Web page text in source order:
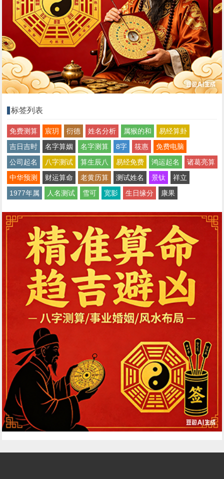
标签列表
免费测算 宸玥 衍德 姓名分析 属猴的和
易经算卦
吉日吉时
名字算姻 名字测算 8字 筱惠
免费电脑
公司起名
八字测试 算生辰八 易经免费 鸿运起名
诸葛亮算
中华预测
财运算命 老黄历算 测试姓名 景钛
祥立
1977年属
人名测试 雪可 宽影 生日缘分 康果